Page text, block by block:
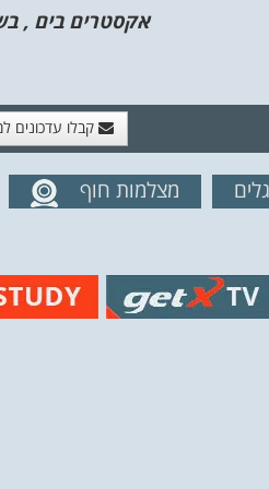
אקסטרים בים ,
קבלו עדכונים
מהאתרמצלמות חוף